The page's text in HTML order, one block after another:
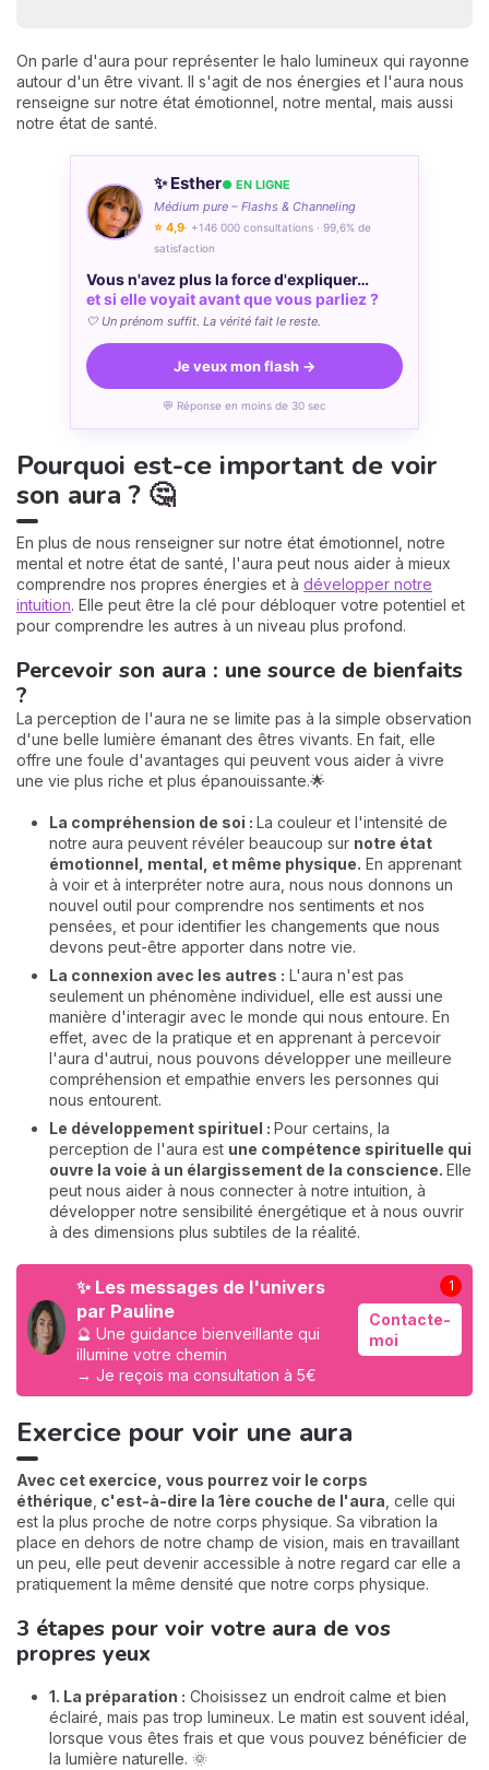
On parle d'aura pour représenter le halo lumineux qui rayonne
autour d'un être vivant. Il s'agit de nos énergies et l'aura nous
renseigne sur notre état émotionnel, notre mental, mais aussi
notre état de santé.
✨ Esther● EN LIGNE
Médium pure – Flashs & Channeling
⭐ 4,9· +146 000 consultations · 99,6% de
satisfaction
Vous n'avez plus la force d'expliquer…
et si elle voyait avant que vous parliez ?
🤍 Un prénom suffit. La vérité fait le reste.
Je veux mon flash →
💬 Réponse en moins de 30 sec
Pourquoi est-ce important de voir
son aura ? 🤔
En plus de nous renseigner sur notre état émotionnel, notre
mental et notre état de santé, l'aura peut nous aider à mieux
comprendre nos propres énergies et à développer notre
intuition. Elle peut être la clé pour débloquer votre potentiel et
pour comprendre les autres à un niveau plus profond.
Percevoir son aura : une source de bienfaits
?
La perception de l'aura ne se limite pas à la simple observation
d'une belle lumière émanant des êtres vivants. En fait, elle
offre une foule d'avantages qui peuvent vous aider à vivre
une vie plus riche et plus épanouissante.🌟
La compréhension de soi : La couleur et l'intensité de
notre aura peuvent révéler beaucoup sur notre état
émotionnel, mental, et même physique. En apprenant
à voir et à interpréter notre aura, nous nous donnons un
nouvel outil pour comprendre nos sentiments et nos
pensées, et pour identifier les changements que nous
devons peut-être apporter dans notre vie.
La connexion avec les autres : L'aura n'est pas
seulement un phénomène individuel, elle est aussi une
manière d'interagir avec le monde qui nous entoure. En
effet, avec de la pratique et en apprenant à percevoir
l'aura d'autrui, nous pouvons développer une meilleure
compréhension et empathie envers les personnes qui
nous entourent.
Le développement spirituel : Pour certains, la
perception de l'aura est une compétence spirituelle qui
ouvre la voie à un élargissement de la conscience. Elle
peut nous aider à nous connecter à notre intuition, à
développer notre sensibilité énergétique et à nous ouvrir
à des dimensions plus subtiles de la réalité.
✨ Les messages de l'univers
par Pauline
🔮 Une guidance bienveillante qui
illumine votre chemin
→ Je reçois ma consultation à 5€
Contacte-
moi
1
Exercice pour voir une aura
Avec cet exercice, vous pourrez voir le corps
éthérique c'est-à-dire la 1ère couche de l'aura , celle qui
est la plus proche de notre corps physique. Sa vibration la
place en dehors de notre champ de vision, mais en travaillant
un peu, elle peut devenir accessible à notre regard car elle a
pratiquement la même densité que notre corps physique.
3 étapes pour voir votre aura de vos
propres yeux
1. La préparation : Choisissez un endroit calme et bien
éclairé, mais pas trop lumineux. Le matin est souvent idéal,
lorsque vous êtes frais et que vous pouvez bénéficier de
la lumière naturelle. 🌞